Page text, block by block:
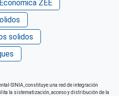
ZEE
solidos
SINIA, constituye una red de integración
la sistematización, acceso y distribución de la